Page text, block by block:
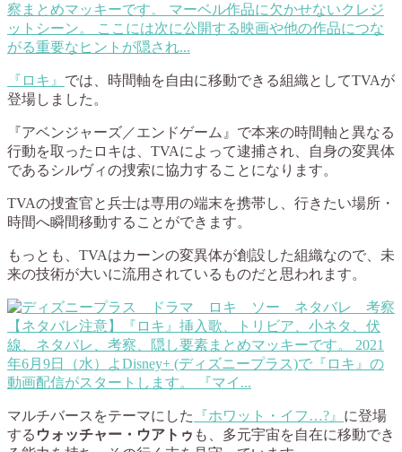
察まとめマッキーです。 マーベル作品に欠かせないクレジ
ットシーン。 ここには次に公開する映画や他の作品につな
がる重要なヒントが隠され...
『ロキ』 では、時間軸を自由に移動できる組織としてTVAが
登場しました。
『アベンジャーズ／エンドゲーム』で本来の時間軸と異なる
行動を取ったロキは、TVAによって逮捕され、自身の変異体
であるシルヴィの捜索に協力することになります。
TVAの捜査官と兵士は専用の端末を携帯し、行きたい場所・
時間へ瞬間移動することができます。
もっとも、TVAはカーンの変異体が創設した組織なので、未
来の技術が大いに流用されているものだと思われます。
【ネタバレ注意】『ロキ』挿入歌、トリビア、小ネタ、伏
線、ネタバレ、考察、隠し要素まとめマッキーです。 2021
年6月9日（水）よDisney+ (ディズニープラス)で『ロキ』の
動画配信がスタートします。 『マイ...
マルチバースをテーマにした 『ホワット・イフ…?』 に登場
する ウォッチャー・ウアトゥ も、多元宇宙を自在に移動でき